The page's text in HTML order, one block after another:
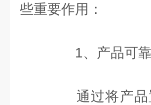
些重要作用：
1、产品可靠
通过将产品